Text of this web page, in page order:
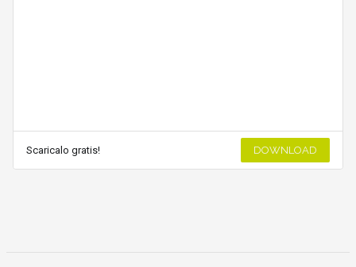
Scaricalo gratis! DOWNLOAD